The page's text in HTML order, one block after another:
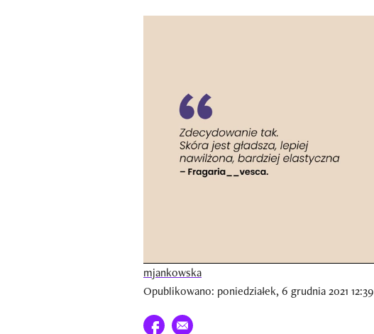
mjankowska
Opublikowano: poniedziałek, 6 grudnia 2021 12:39
Udostępnij na facebook
E-mail do przyjaciela